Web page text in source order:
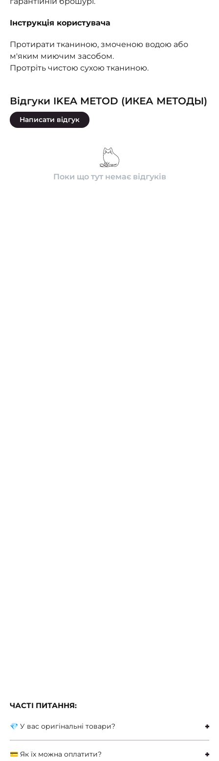
Інструкція користувача
Протирати тканиною, змоченою водою або
м'яким миючим засобом.
Протріть чистою сухою тканиною.
Відгуки IKEA METOD (ИКЕА МЕТОДЫ)
Написати відгук
Поки що тут немає відгуків
ЧАСТІ ПИТАННЯ:
💎 У вас оригінальні товари?
💳 Як їх можна оплатити?